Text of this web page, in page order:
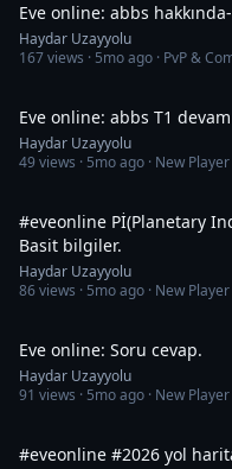
Eve online: abbs
Haydar Uzayyolu
167views · 5mo ago · PvP &
Eve online: abbs T1 devam
Haydar Uzayyolu
49views · 5mo ago · New
#eveonline Pİ(Planetary
Basit bilgiler.
Haydar Uzayyolu
86views · 5mo ago · New
Eve online: Soru cevap.
Haydar Uzayyolu
91 views · 5mo ago · New
#eveonline